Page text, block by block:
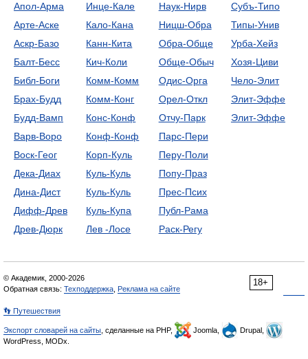
Апол-Арма
Арте-Аске
Аскр-Базо
Балт-Бесс
Библ-Боги
Брах-Будд
Будд-Вамп
Варв-Воро
Воск-Геог
Дека-Диах
Дина-Дист
Дифф-Древ
Древ-Дюрк
Инце-Кале
Кало-Кана
Канн-Кита
Кич-Коли
Комм-Комм
Комм-Конг
Конс-Конф
Конф-Конф
Корп-Куль
Куль-Куль
Куль-Куль
Куль-Купа
Лев -Лосе
Наук-Нирв
Ницш-Обра
Обра-Обще
Обще-Обыч
Одис-Орга
Орел-Откл
Отчу-Парк
Парс-Пери
Перу-Поли
Попу-Праз
Прес-Псих
Публ-Рама
Раск-Регу
Субъ-Типо
Типы-Унив
Урба-Хейз
Хозя-Циви
Чело-Элит
Элит-Эффе
Элит-Эффе
18+
© Академик, 2000-2026
Обратная связь: Техподдержка Реклама на сайте
👣 Путешествия
Экспорт словарей на сайты , сделанные на PHP, Joomla,
Drupal,
WordPress, MODx.